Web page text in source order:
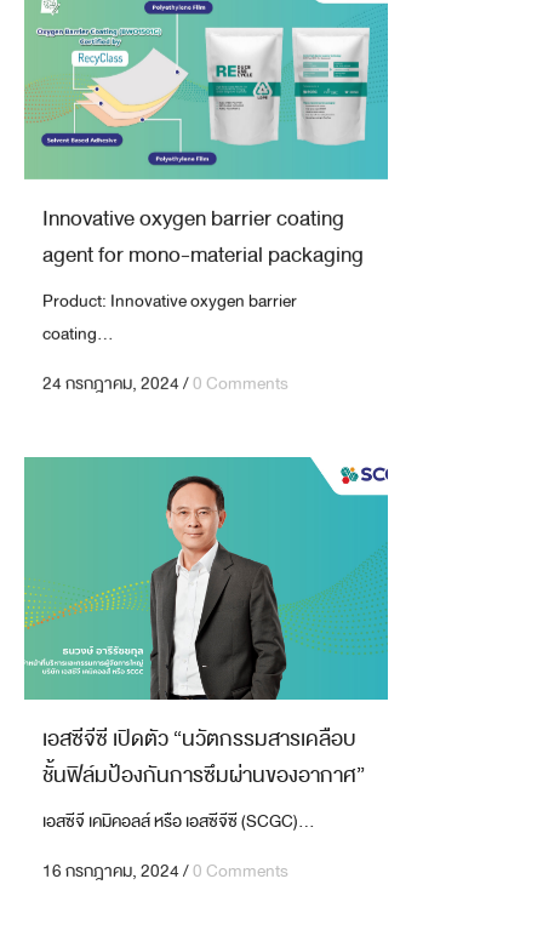
Innovative oxygen barrier coating
agent for mono-material packaging
Product: Innovative oxygen barrier
coating...
24 กรกฎาคม, 2024/0 Comments
เอสซีจีซี เปิดตัว “นวัตกรรมสารเคลือบ
ชั้นฟิล์มป้องกันการซึมผ่านของอากาศ”
เอสซีจี เคมิคอลส์ หรือ เอสซีจีซี (SCGC)...
16 กรกฎาคม, 2024/0 Comments